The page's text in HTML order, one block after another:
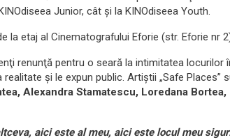
Junior, cât şi la KINOdiseea Youth.
la etaj al Cinematografului Eforie (str. Eforie nr
renunţă pentru o seară la intimitatea locurilor
şi le expun public. Artiştii „Safe Places”
Alexandra Stamatescu, Loredana Bortea,
aici este al meu, aici este locul meu